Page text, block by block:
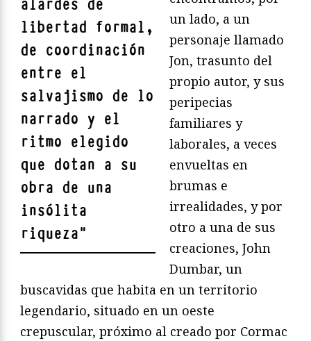
alardes de
libertad formal,
de coordinación
entre el
salvajismo de lo
narrado y el
ritmo elegido
que dotan a su
obra de una
insólita
riqueza"
un lado, a un
personaje llamado
Jon, trasunto del
propio autor, y sus
peripecias
familiares y
laborales, a veces
envueltas en
brumas e
irrealidades, y por
otro a una de sus
creaciones, John
Dumbar, un
buscavidas que habita en un territorio
legendario, situado en un oeste
crepuscular, próximo al creado por Cormac